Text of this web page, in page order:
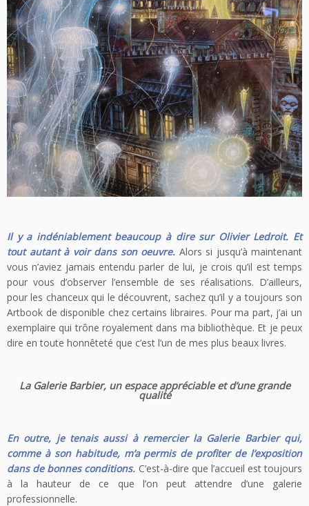
Il y a indéniablement beaucoup à dire sur Olivier Ledroit. Et
tout autant à voir dans son oeuvre. Alors si jusqu’à maintenant
vous n’aviez jamais entendu parler de lui, je crois qu’il est temps
pour vous d’observer l’ensemble de ses réalisations. D’ailleurs,
pour les chanceux qui le découvrent, sachez qu’il y a toujours son
Artbook de disponible chez certains libraires. Pour ma part, j’ai un
exemplaire qui trône royalement dans ma bibliothèque. Et je peux
dire en toute honnêteté que c’est l’un de mes plus beaux livres.
La Galerie Barbier, un espace appréciable et d’une grande
qualité
En outre, je tenais aussi à remercier la Galerie Barbier qui,
comme à son habitude, m’a permis de profiter de l’exposition
dans de bonnes conditions. C’est-à-dire que l’accueil est toujours
à la hauteur de ce que l’on peut attendre d’une galerie
professionnelle.